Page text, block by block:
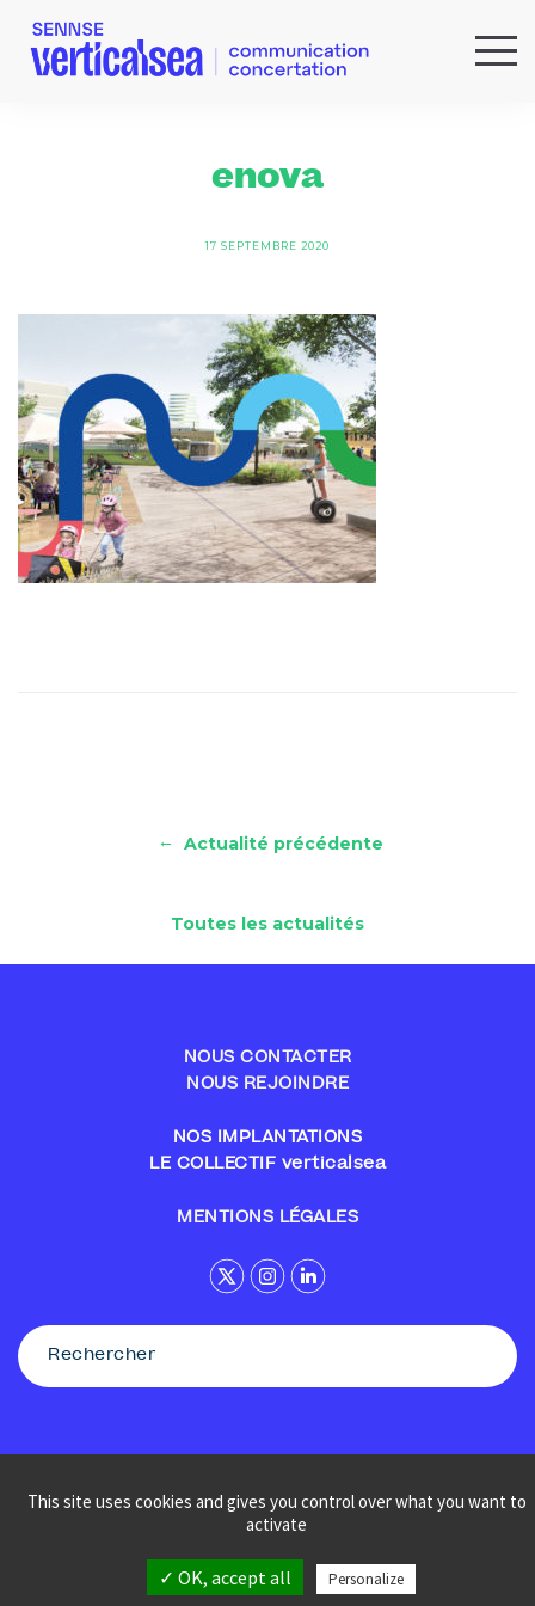
enova
17 SEPTEMBRE 2020
← Actualité précédente
Toutes les actualités
NOUS CONTACTER
NOUS REJOINDRE
NOS IMPLANTATIONS
LE COLLECTIF verticalsea
MENTIONS LÉGALES
© Sennse
This site uses cookies and gives you control over what you want to
activate
✓ OK, accept all Personalize